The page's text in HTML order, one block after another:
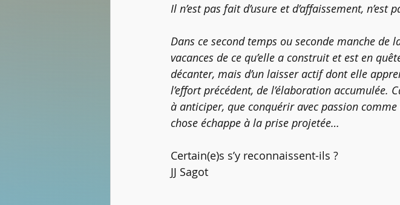
Il n’est pas fait d’usure et d’affaissement,
Dans ce second temps ou seconde manche de
vacances de ce qu’elle a construit et est en
décanter, mais d’un laisser actif dont elle
l’effort précédent, de l’élaboration accumulée.
à anticiper, que conquérir avec passion
chose échappe à la prise projetée…
Certain(e)s s’y reconnaissent-ils ?
JJ Sagot